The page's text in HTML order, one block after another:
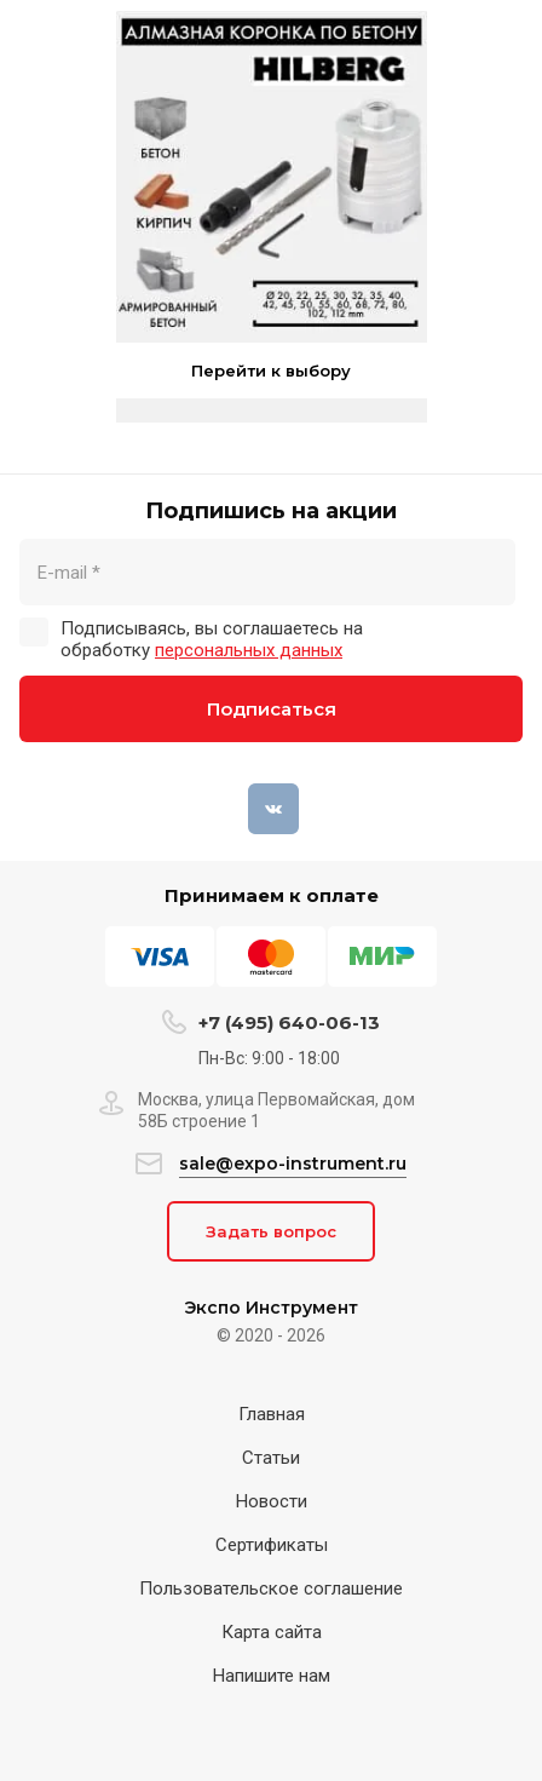
Перейти к выбору
Подпишись на акции
Подписываясь, вы соглашаетесь на
обработку персональных данных
Подписаться
Принимаем к оплате
Экспо Инструмент
© 2020 - 2026
+7 (495) 640-06-13
Пн-Вс: 9:00 - 18:00
Москва, улица Первомайская, дом
58Б строение 1
sale@expo-instrument.ru
Задать вопрос
Главная
Статьи
Новости
Сертификаты
Пользовательское соглашение
Карта сайта
Напишите нам